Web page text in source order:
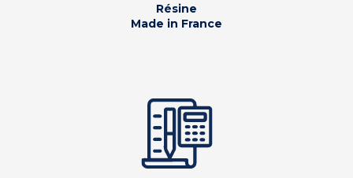
Résine
Made in France